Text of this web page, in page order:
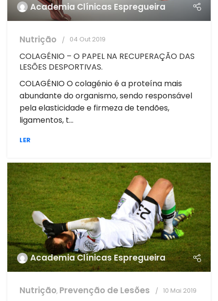
Academia Clínicas Espregueira
Nutrição 04 Out 2019
COLAGÉNIO – O PAPEL NA RECUPERAÇÃO DAS
LESÕES DESPORTIVAS.
COLAGÉNIO O colagénio é a proteína mais
abundante do organismo, sendo responsável
pela elasticidade e firmeza de tendões,
ligamentos, t...
LER
Academia Clínicas Espregueira
Nutrição, Prevenção de Lesões 10 Mai 2019